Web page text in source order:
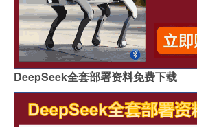
DeepSeek全套部署资料免费下载